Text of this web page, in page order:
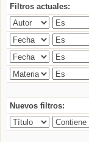
Filtros actuales:
Nuevos filtros: